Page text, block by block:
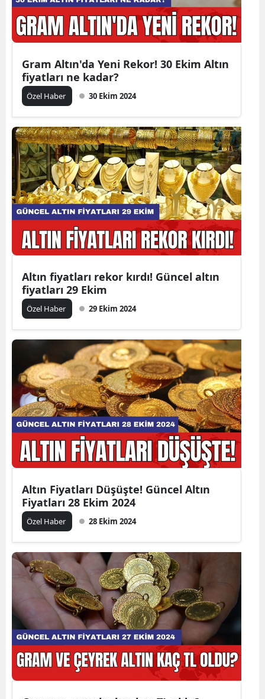
Gram Altın'da Yeni Rekor! 30 Ekim Altın
fiyatları ne kadar?
Özel Haber 30 Ekim 2024
Altın fiyatları rekor kırdı! Güncel altın
fiyatları 29 Ekim
Özel Haber 29 Ekim 2024
Altın Fiyatları Düşüşte! Güncel Altın
Fiyatları 28 Ekim 2024
Özel Haber 28 Ekim 2024